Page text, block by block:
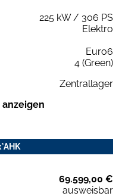
225 kW / 306 PS
Elektro
Euro6
4 (Green)
Zentrallager
anzeigen
69.599,00 €
ausweisbar